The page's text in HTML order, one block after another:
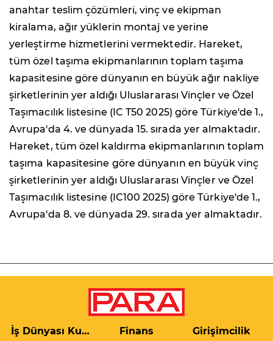
anahtar teslim çözümleri, vinç ve ekipman
kiralama, ağır yüklerin montaj ve yerine
yerleştirme hizmetlerini vermektedir. Hareket,
tüm özel taşıma ekipmanlarının toplam taşıma
kapasitesine göre dünyanın en büyük ağır nakliye
şirketlerinin yer aldığı Uluslararası Vinçler ve Özel
Taşımacılık listesine (IC T50 2025) göre Türkiye'de 1.,
Avrupa'da 4. ve dünyada 15. sırada yer almaktadır.
Hareket, tüm özel kaldırma ekipmanlarının toplam
taşıma kapasitesine göre dünyanın en büyük vinç
şirketlerinin yer aldığı Uluslararası Vinçler ve Özel
Taşımacılık listesine (IC100 2025) göre Türkiye'de 1.,
Avrupa'da 8. ve dünyada 29. sırada yer almaktadır.
İş Dünyası Kulis Finans Girişimcilik